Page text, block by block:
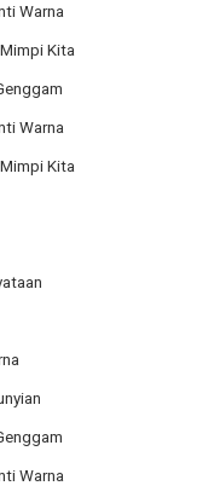
Warna
Kita
Warna
Kita
Warna